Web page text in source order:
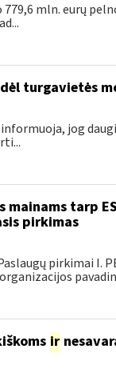
mln. eurų
turgavietės
jog
mainams tarp
pirkimas
pirkimai I.
ir